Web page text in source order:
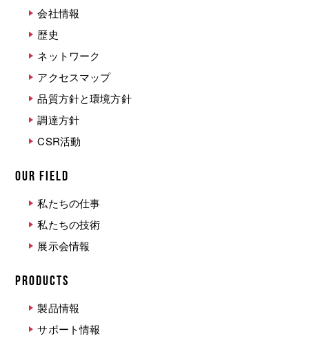
会社情報
歴史
ネットワーク
アクセスマップ
品質方針と環境方針
調達方針
CSR活動
OUR FIELD
私たちの仕事
私たちの技術
展示会情報
PRODUCTS
製品情報
サポート情報